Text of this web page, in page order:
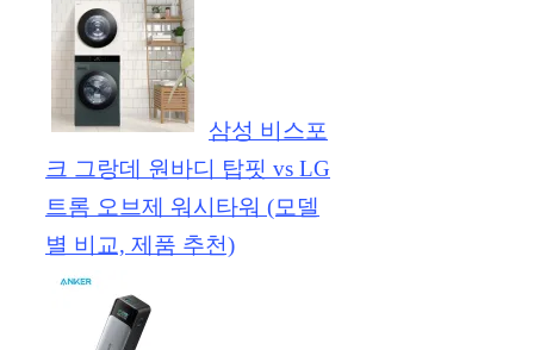
삼성 비스포
크 그랑데 원바디 탑핏 vs LG
트롬 오브제 워시타워 (모델
별 비교, 제품 추천)